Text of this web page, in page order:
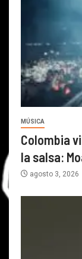
MÚSICA
Colombia
la salsa:
agosto 3, 2026